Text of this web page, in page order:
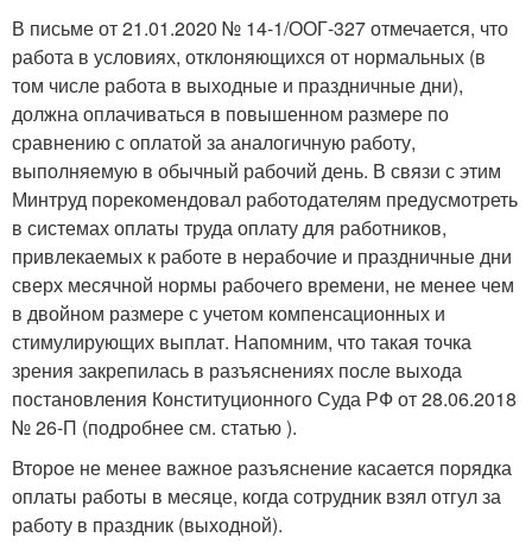
В письме от 21.01.2020 № 14-1/ООГ-327 отмечается, что
работа в условиях, отклоняющихся от нормальных (в
том числе работа в выходные и праздничные дни),
должна оплачиваться в повышенном размере по
сравнению с оплатой за аналогичную работу,
выполняемую в обычный рабочий день. В связи с этим
Минтруд порекомендовал работодателям предусмотреть
в системах оплаты труда оплату для работников,
привлекаемых к работе в нерабочие и праздничные дни
сверх месячной нормы рабочего времени, не менее чем
в двойном размере с учетом компенсационных и
стимулирующих выплат. Напомним, что такая точка
зрения закрепилась в разъяснениях после выхода
постановления Конституционного Суда РФ от 28.06.2018
№ 26-П (подробнее см. статью ).
Второе не менее важное разъяснение касается порядка
оплаты работы в месяце, когда сотрудник взял отгул за
работу в праздник (выходной).